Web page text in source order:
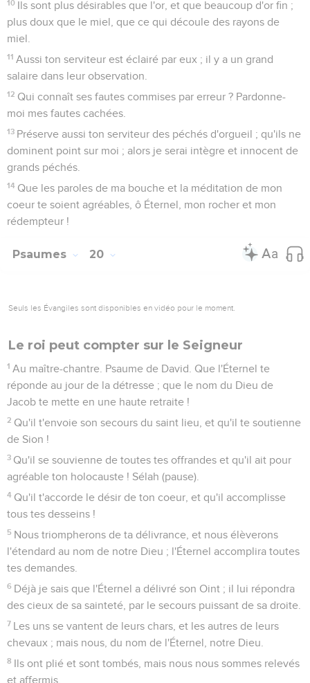
10 Ils sont plus désirables que l'or, et que beaucoup d'or fin ;
plus doux que le miel, que ce qui découle des rayons de
miel.
11 Aussi ton serviteur est éclairé par eux ; il y a un grand
salaire dans leur observation.
12 Qui connaît ses fautes commises par erreur ? Pardonne-
moi mes fautes cachées.
13 Préserve aussi ton serviteur des péchés d'orgueil ; qu'ils ne
dominent point sur moi ; alors je serai intègre et innocent de
grands péchés.
14 Que les paroles de ma bouche et la méditation de mon
coeur te soient agréables, ô Éternel, mon rocher et mon
rédempteur !
Psaumes 20
Seuls les Évangiles sont disponibles en vidéo pour le moment.
Le roi peut compter sur le Seigneur
1 Au maître-chantre. Psaume de David. Que l'Éternel te
réponde au jour de la détresse ; que le nom du Dieu de
Jacob te mette en une haute retraite !
2 Qu'il t'envoie son secours du saint lieu, et qu'il te soutienne
de Sion !
3 Qu'il se souvienne de toutes tes offrandes et qu'il ait pour
agréable ton holocauste ! Sélah (pause).
4 Qu'il t'accorde le désir de ton coeur, et qu'il accomplisse
tous tes desseins !
5 Nous triompherons de ta délivrance, et nous élèverons
l'étendard au nom de notre Dieu ; l'Éternel accomplira toutes
tes demandes.
6 Déjà je sais que l'Éternel a délivré son Oint ; il lui répondra
des cieux de sa sainteté, par le secours puissant de sa droite.
7 Les uns se vantent de leurs chars, et les autres de leurs
chevaux ; mais nous, du nom de l'Éternel, notre Dieu.
8 Ils ont plié et sont tombés, mais nous nous sommes relevés
et affermis.